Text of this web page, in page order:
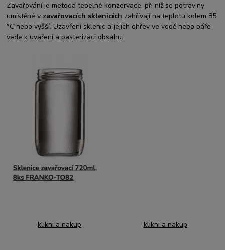
Zavařování je metoda tepelné konzervace, při níž se potraviny
umístěné v zavařovacích sklenicích zahřívají na teplotu kolem 85
°C nebo vyšší. Uzavření sklenic a jejich ohřev ve vodě nebo páře
vede k uvaření a pasterizaci obsahu.
klikni a nakup klikni a nakup